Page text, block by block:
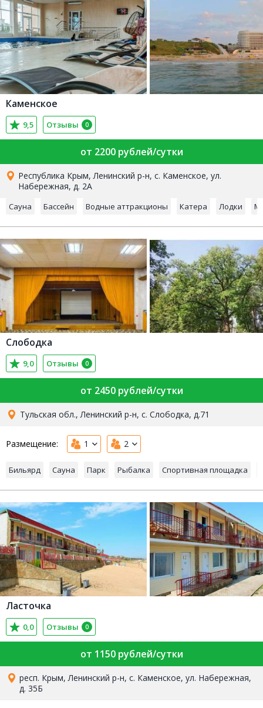
Каменское
9,5 Отзывы 0
от 2200 рублей/сутки
Республика Крым, Ленинский р-н, с. Каменское, ул.
Набережная, д. 2А
Сауна Бассейн Водные аттракционы Катера Лодки
Слободка
9,0 Отзывы 0
от 2450 рублей/сутки
Тульская обл., Ленинский р-н, с. Слободка, д.71
Размещение: 1 2
Бильярд Сауна Парк Рыбалка Спортивная площадка
Ласточка
0,0 Отзывы 0
от 1150 рублей/сутки
респ. Крым, Ленинский р-н, с. Каменское, ул. Набережная,
д. 35Б